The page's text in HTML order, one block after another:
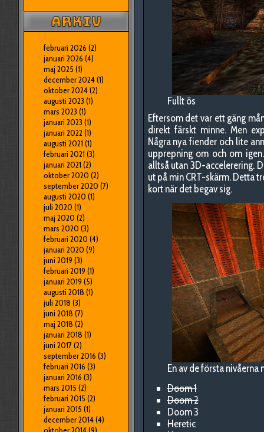
februari 2026 (2)
januari 2026 (4)
maj 2025 (1)
december 2024(1)
oktober 2024(2)
augusti 2023 (1)
mars 2023 (1)
januari 2023 (1)
januari 2022 (1)
augusti 2021 (1)
februari 2021 (3)
januari 2021 (2)
oktober 2020 (2)
september 2020 (7)
augusti 2020 (1)
juli 2020 (1)
maj 2020 (2)
mars 2020 (3)
februari 2020 (4)
januari 2020 (9)
juni 2019 (3)
februari 2019 (1)
januari 2019 (5)
augusti 2018 (1)
juli 2018 (3)
juni 2018 (7)
maj 2018 (2)
januari 2018 (1)
juni 2017(2)
september 2016 (3)
februari 2016 (3)
januari 2016 (3)
mars 2015 (2)
februari 2015 (2)
januari 2015 (1)
december 2014(4)
Fullt ös
Eftersom det var ett gäng
direkt färskt minne. Men
Några nya fiender och lite
upprepning om och om
alltså utan 3D-accelerering.
ut på min CRT-skärm. Detta
kort när det begav sig.
En av de första
Doom 1
Doom 2
Doom 3
Heretic